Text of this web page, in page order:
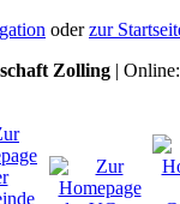
oderzur
Zolling |